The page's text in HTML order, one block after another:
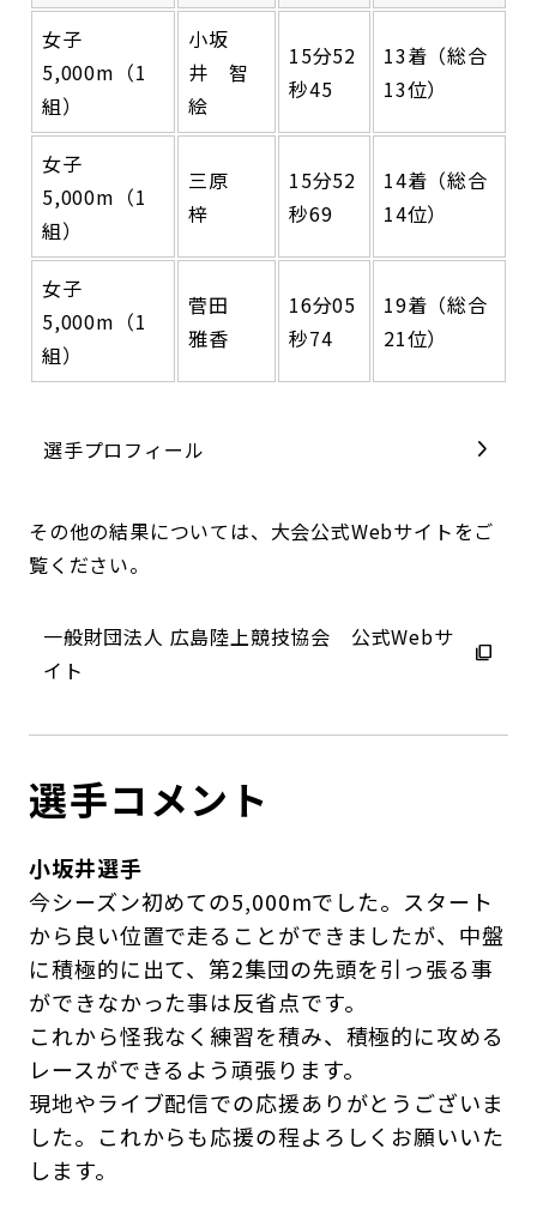
女子
5,000m（1
組）
小坂
井 智
絵
15分52
秒45
13着（総合
13位）
女子
5,000m（1
組）
三原
梓
15分52
秒69
14着（総合
14位）
女子
5,000m（1
組）
菅田
雅香
16分05
秒74
19着（総合
21位）
選手プロフィール
その他の結果については、大会公式Webサイトをご
覧ください。
一般財団法人 広島陸上競技協会 公式Webサ
イト
選手コメント
小坂井選手
今シーズン初めての5,000mでした。スタート
から良い位置で走ることができましたが、中盤
に積極的に出て、第2集団の先頭を引っ張る事
ができなかった事は反省点です。
これから怪我なく練習を積み、積極的に攻める
レースができるよう頑張ります。
現地やライブ配信での応援ありがとうございま
した。これからも応援の程よろしくお願いいた
します。